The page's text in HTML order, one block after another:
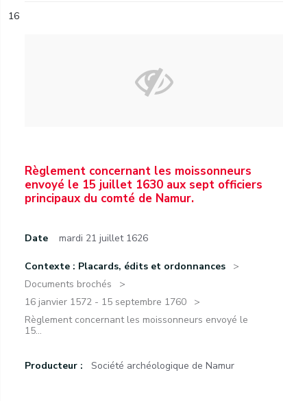
16
Règlement concernant les moissonneurs
envoyé le 15 juillet 1630 aux sept officiers
principaux du comté de Namur.
Date mardi 21 juillet 1626
Contexte : Placards, édits et ordonnances
Documents brochés
16 janvier 1572 - 15 septembre 1760
Règlement concernant les moissonneurs envoyé le
15...
Producteur : Société archéologique de Namur